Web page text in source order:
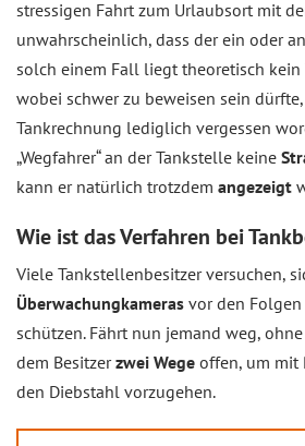
stressigen Fahrt zum Urlaubsort mit
unwahrscheinlich, dass der ein oder
solch einem Fall liegt theoretisch kein
wobei schwer zu beweisen sein
Tankrechnung lediglich vergessen
„Wegfahrer“ an der Tankstelle keine
kann er natürlich trotzdem angezeigt
Wie ist das Verfahren bei
Viele Tankstellenbesitzer versuchen,
Überwachungkameras vor den
schützen. Fährt nun jemand weg,
dem Besitzerzwei Wege offen, um mit
den Diebstahl vorzugehen.